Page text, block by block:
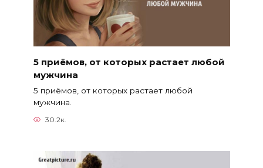
5 приёмов, от которых растает любой
мужчина
5 приёмов, от которых растает любой
мужчина.
30.2к.